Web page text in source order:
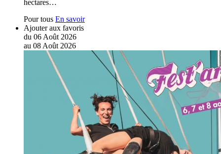
hectares…
Pour tous En savoir
Ajouter aux favoris
du 06 Août 2026
au 08 Août 2026